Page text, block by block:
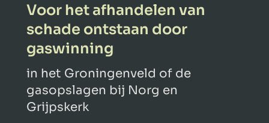
Voor het afhandelen van
schade ontstaan door
gaswinning
in het Groningenveld of de
gasopslagen bij Norg en
Grijpskerk